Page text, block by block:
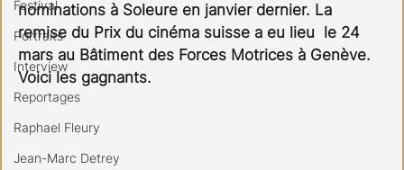
Festival
Portraits
Interview
Reportages
Raphael Fleury
Jean-Marc Detrey
nominations à Soleure en janvier dernier. La
remise du Prix du cinéma suisse a eu lieu  le 24
mars au Bâtiment des Forces Motrices à Genève.
Voici les gagnants.